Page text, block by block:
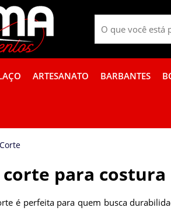
ARTESANATO BARBANTES
corte para
é perfeita para quem busca